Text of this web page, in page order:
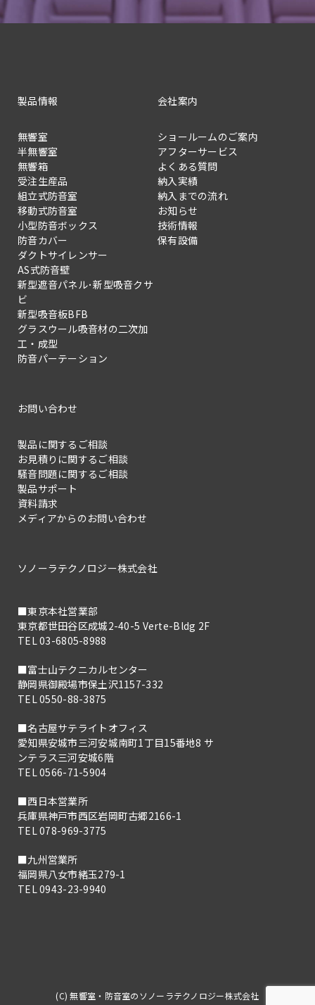
製品情報
無響室
半無響室
無響箱
受注生産品
組立式防音室
移動式防音室
小型防音ボックス
防音カバー
ダクトサイレンサー
AS式防音壁
新型遮音パネル･新型吸音クサ
ビ
新型吸音板BFB
グラスウール吸音材の二次加
工・成型
防音パーテーション
会社案内
ショールームのご案内
アフターサービス
よくある質問
納入実績
納入までの流れ
お知らせ
技術情報
保有設備
お問い合わせ
製品に関するご相談
お見積りに関するご相談
騒音問題に関するご相談
製品サポート
資料請求
メディアからのお問い合わせ
ソノーラテクノロジー株式会社
■東京本社営業部
東京都世田谷区成城2-40-5 Verte-Bldg 2F
TEL 03-6805-8988
■富士山テクニカルセンター
静岡県御殿場市保土沢1157-332
TEL 0550-88-3875
■名古屋サテライトオフィス
愛知県安城市三河安城南町1丁目15番地8 サ
ンテラス三河安城6階
TEL 0566-71-5904
■西日本営業所
兵庫県神戸市西区岩岡町古郷2166-1
TEL 078-969-3775
■九州営業所
福岡県八女市緒玉279-1
TEL 0943-23-9940
(C) 無響室・防音室のソノーラテクノロジー株式会社